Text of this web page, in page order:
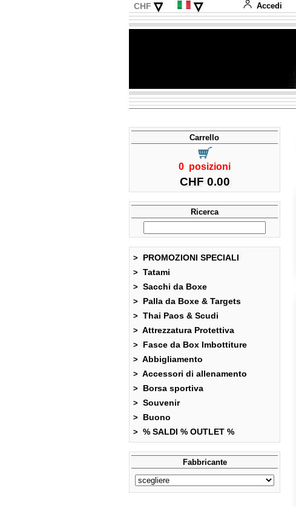
CHF ▿
EUR
USD
▿
Deutsch
English
Accedi
Carrello
0 posizioni
CHF 0.00
Ricerca
> PROMOZIONI SPECIALI
> Tatami
> Sacchi da Boxe
> Palla da Boxe & Targets
> Thai Paos & Scudi
> Attrezzatura Protettiva
> Fasce da Box Imbottiture
> Abbigliamento
> Accessori di allenamento
> Borsa sportiva
> Souvenir
> Buono
> % SALDI % OUTLET %
Fabbricante